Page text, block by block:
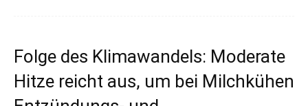
Folge des Klimawandels: Moderate
Hitze reicht aus, um bei Milchkühen